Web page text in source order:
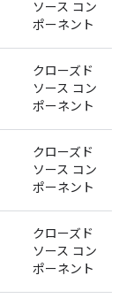
ソース コン
ポーネント
クローズド
ソース コン
ポーネント
クローズド
ソース コン
ポーネント
クローズド
ソース コン
ポーネント